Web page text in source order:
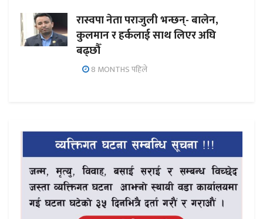
रास्वपा नेता पराजुली भन्छन्- बालेन,
कुलमान र हर्कलाई साथ लिएर अघि
बढ्छौँ
8 MONTHS पहिले